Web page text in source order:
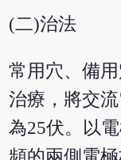
(二)治法
常用穴、備
治療，將交
為25伏。以